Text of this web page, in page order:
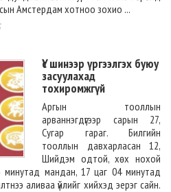
Амстердам хотноо зохио ...
Үс шинээр үргээлгэх буюу
засуулахад
тохиромжгүй
Аргын тооллын
арваннэгдүгээр сарын 27,
Сугар гараг. Билгийн
тооллын давхарласан 12,
Шийдэм одтой, хөх нохой
мандан, 17 цаг 04 минутад
аливаа үйлийг хийхэд эерэг сайн.